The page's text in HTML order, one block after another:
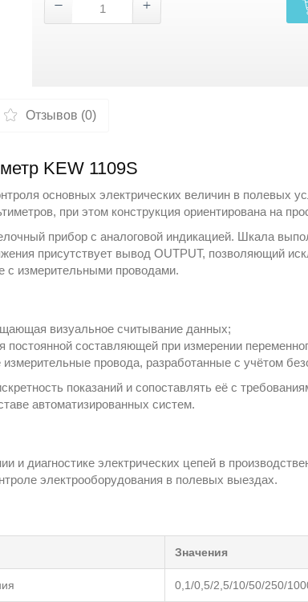
Отзывов (0)
KEW 1109S
основных электрических величин в полевых
, при этом конструкция ориентирована на
прибор с аналоговой индикацией. Шкала
присутствует вывод OUTPUT, позволяющий
с измерительными проводами.
визуальное считывание данных;
составляющей при измерении
провода, разработанные с учётом
показаний и сопоставлять её с
автоматизированных систем.
и диагностике электрических цепей в
электрооборудования в полевых выездах.
Значения
0,1/0,5/2,5/10/50/250/